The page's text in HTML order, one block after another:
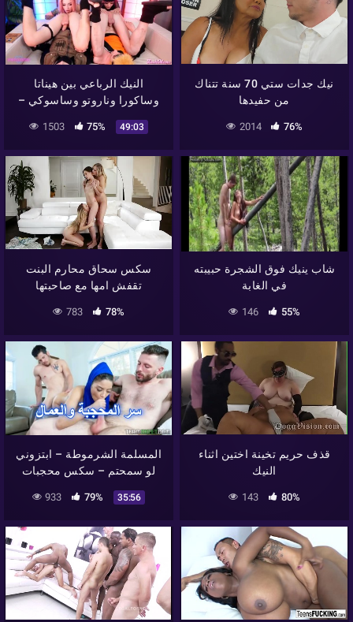
النيك الرباعي بين هيناتا
وساكورا وناروتو وساسوكي –
1503 75% 49:03
نيك جدات ستي 70 سنة تتناك
من حفيدها
2014 76%
سكس سحاق محارم البنت
تقفش امها مع صاحبتها
783 78%
شاب ينيك فوق الشجرة حبيبته
في الغابة
146 55%
المسلمة الشرموطة – ابتزوني
لو سمحتم – سكس محجبات
933 79% 35:56
قذف حريم تخينة اختين اثناء
النيك
143 80%